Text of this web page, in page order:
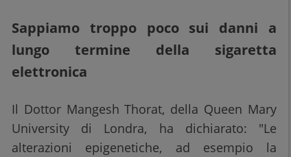
Sappiamo troppo poco sui danni a
lungo termine della sigaretta
elettronica
Il Dottor Mangesh Thorat, della Queen Mary
University di Londra, ha dichiarato: "Le
alterazioni epigenetiche, ad esempio la